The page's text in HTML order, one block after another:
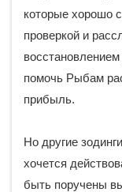
которые хорошо
проверкой и
помочь Рыбам
прибыль.
Но другие
хочется
быть поручены